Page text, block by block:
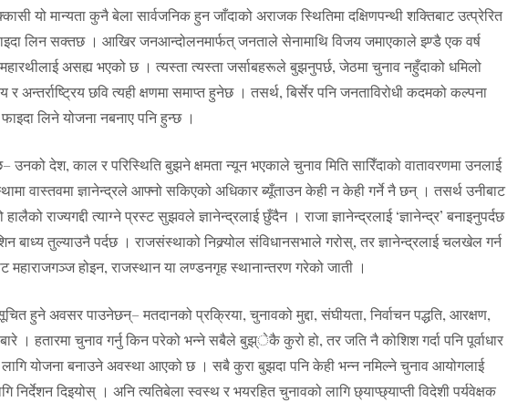
यो मान्यता कुनै बेला सार्वजनिक हुन जाँदाको अराजक स्थितिमा दक्षिणपन्थी शक्तिबाट उत्प्रेरित
लिन सक्तछ । आखिर जनआन्दोलनमार्फत् जनताले सेनामाथि विजय जमाएकाले झ्ण्डै एक वर्ष
असह्य भएको छ । त्यस्ता त्यस्ता जर्साबहरूले बुझनुपर्छ, जेठमा चुनाव नहुँदाको धमिलो
र अन्तर्राष्ट्रिय छवि त्यही क्षणमा समाप्त हुनेछ । तसर्थ, बिर्सेर पनि जनताविरोधी कदमको कल्पना
लिने योजना नबनाए पनि हुन्छ ।
उनको देश, काल र परिस्थिति बुझने क्षमता न्यून भएकाले चुनाव मिति सारिँदाको वातावरणमा उनलाई
वास्तवमा ज्ञानेन्द्रले आफ्नो सकिएको अधिकार ब्यूँताउन केही न केही गर्ने नै छन् । तसर्थ उनीबाट
राज्यगद्दी त्याग्ने प्रस्ट सुझवले ज्ञानेन्द्रलाई छुँदैन । राजा ज्ञानेन्द्रलाई ‘ज्ञानेन्द्र’ बनाइनुपर्दछ
बाध्य तुल्याउनै पर्दछ । राजसंस्थाको निक्र्योल संविधानसभाले गरोस्, तर ज्ञानेन्द्रलाई चलखेल गर्न
महाराजगञ्ज होइन, राजस्थान या लण्डनगृह स्थानान्तरण गरेको जाती ।
हुने अवसर पाउनेछन्– मतदानको प्रक्रिया, चुनावको मुद्दा, संघीयता, निर्वाचन पद्धति, आरक्षण,
। हतारमा चुनाव गर्नु किन परेको भन्ने सबैले बुझ्ेकै कुरो हो, तर जति नै कोशिश गर्दा पनि पूर्वाधार
योजना बनाउने अवस्था आएको छ । सबै कुरा बुझदा पनि केही भन्न नमिल्ने चुनाव आयोगलाई
निर्देशन दिइयोस् । अनि त्यतिबेला स्वस्थ र भयरहित चुनावको लागि छ्याप्छ्याप्ती विदेशी पर्यवेक्षक